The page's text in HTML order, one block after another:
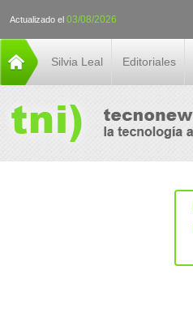
Actualizado el 03/08/2026
Silvia Leal Editoriales